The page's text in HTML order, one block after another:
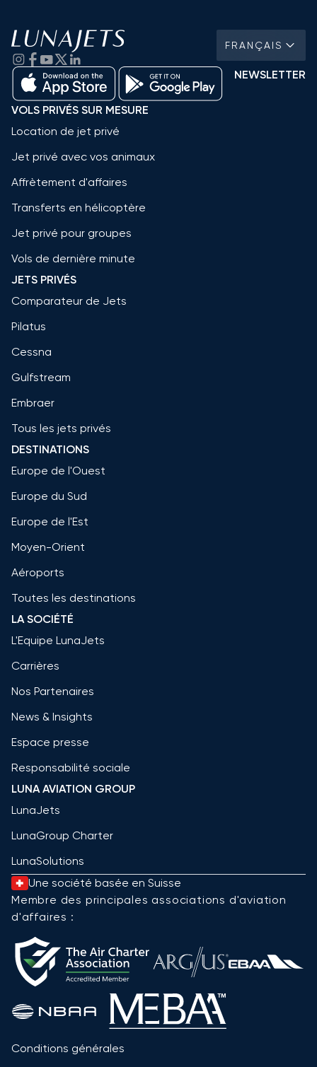
FRANÇAIS
NEWSLETTER
VOLS PRIVÉS SUR MESURE
Location de jet privé
Jet privé avec vos animaux
Affrètement d'affaires
Transferts en hélicoptère
Jet privé pour groupes
Vols de dernière minute
JETS PRIVÉS
Comparateur de Jets
Pilatus
Cessna
Gulfstream
Embraer
Tous les jets privés
DESTINATIONS
Europe de l'Ouest
Europe du Sud
Europe de l'Est
Moyen-Orient
Aéroports
Toutes les destinations
LA SOCIÉTÉ
L'Equipe LunaJets
Carrières
Nos Partenaires
News & Insights
Espace presse
Responsabilité sociale
LUNA AVIATION GROUP
LunaJets
LunaGroup Charter
LunaSolutions
Une société basée en Suisse
Membre des principales associations d'aviation
d'affaires :
Conditions générales